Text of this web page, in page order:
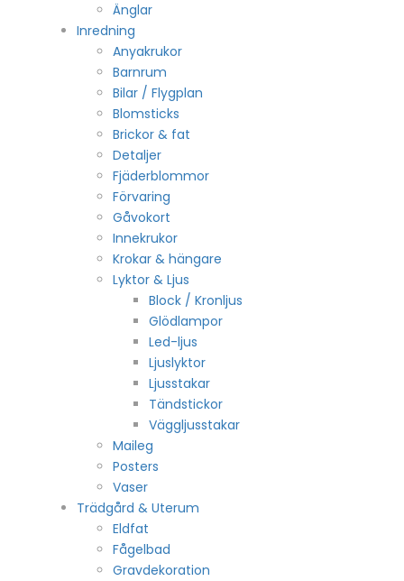
Änglar
Inredning
Anyakrukor
Barnrum
Bilar / Flygplan
Blomsticks
Brickor & fat
Detaljer
Fjäderblommor
Förvaring
Gåvokort
Innekrukor
Krokar & hängare
Lyktor & Ljus
Block / Kronljus
Glödlampor
Led-ljus
Ljuslyktor
Ljusstakar
Tändstickor
Väggljusstakar
Maileg
Posters
Vaser
Trädgård & Uterum
Eldfat
Fågelbad
Gravdekoration